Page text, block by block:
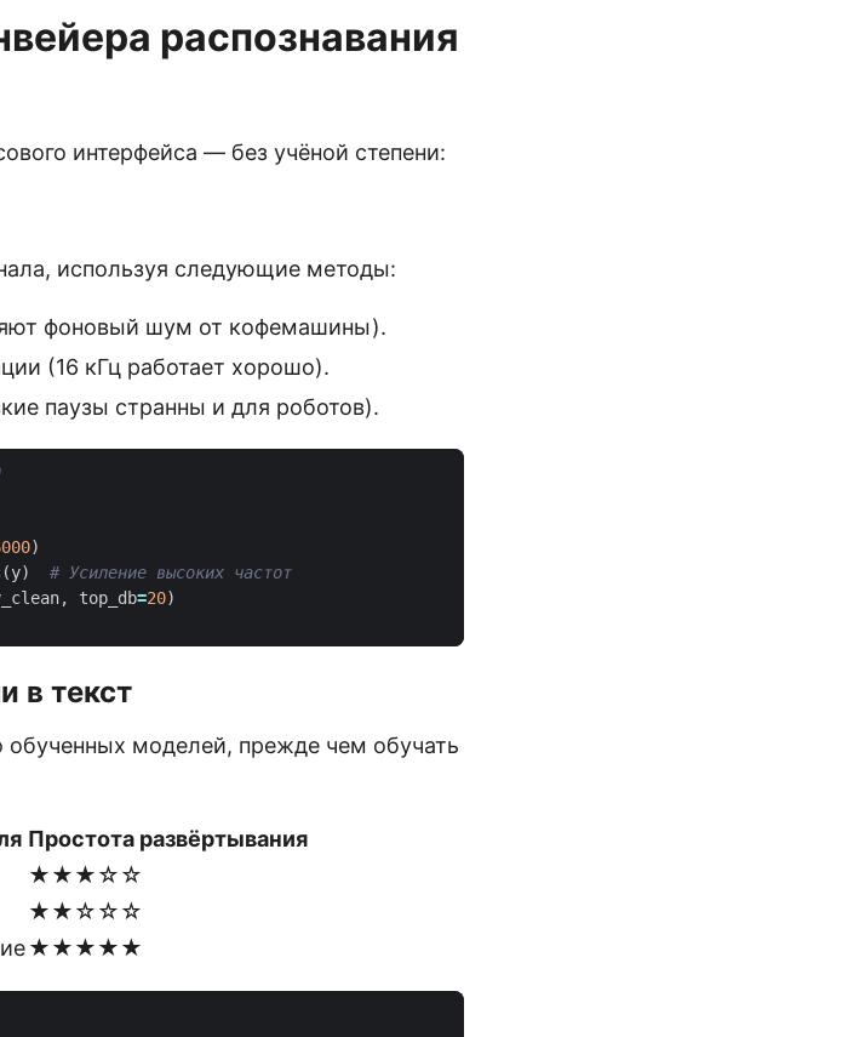
распознавания
интерфейса — без учёной степени:
используя следующие методы:
фоновый шум от кофемашины).
(16 кГц работает хорошо).
паузы странны и для роботов).
)
(y)
# Усиление высоких частот
, top_db=20)
в текст
обученных моделей, прежде чем обучать
Простота развёртывания
★★★☆☆
★★☆☆☆
★★★★★